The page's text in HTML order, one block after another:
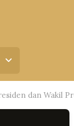
dan Wakil